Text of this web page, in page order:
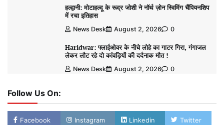
हल्द्वानी: मोटाहल्दू के रूद्र जोशी ने नॉर्थ ज़ोन स्विमिंग चैंपियनशिप
में रचा इतिहास
News Desk August 2, 2026 0
Haridwar: फ्लाईओवर के नीचे लोहे का गाटर गिरा, गंगाजल
लेकर लौट रहे दो कांवड़ियों की दर्दनाक मौत !
News Desk August 2, 2026 0
Follow Us On:
Facebook Instagram Linkedin Twitter